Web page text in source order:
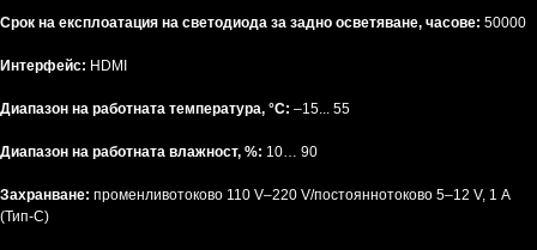
Срок на експлоатация на светодиода за задно осветяване, часове: 50000
Интерфейс: HDMI
Диапазон на работната температура, °C: –15... 55
Диапазон на работната влажност, %: 10… 90
Захранване: променливотоково 110 V–220 V/постояннотоково 5–12 V, 1 A
(Тип-C)